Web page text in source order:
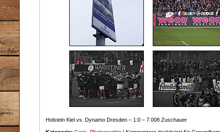
Holstein Kiel vs. Dynamo Dresden – 1:0 – 7.008 Zuschauer